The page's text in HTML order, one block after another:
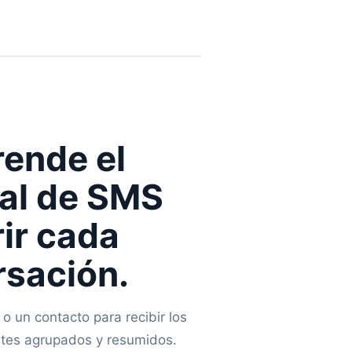
el
de SMS
cada
un contacto para recibir los
agrupados y resumidos.